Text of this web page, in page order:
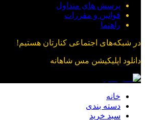
پرسش های متداول
قوانین و مقررات
راهنما
در شبکه‌های اجتماعی کنارتان هستیم!
دانلود اپلیکیشن مس شاهانه
خانه
دسته بندی
سبد خرید